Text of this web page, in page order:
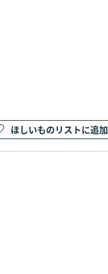
ほしいものリストに追加